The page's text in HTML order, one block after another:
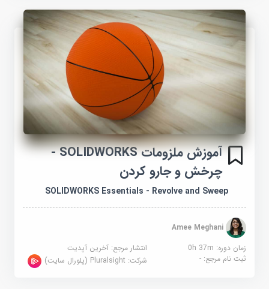
آموزش ملزومات SOLIDWORKS -
چرخش و جارو کردن
SOLIDWORKS Essentials - Revolve and Sweep
Amee Meghani
زمان دوره: 0h 37m
انتشار مرجع:آخرین آپدیت
ثبت نام مرجع:- شرکت:Pluralsight (پلورال سایت)